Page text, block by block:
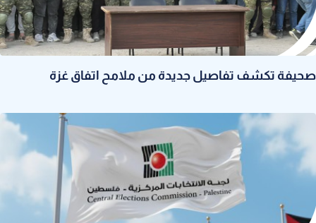
صحيفة تكشف تفاصيل جديدة من ملامح اتفاق غزة